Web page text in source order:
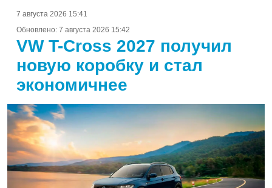
7 августа 2026 15:41
Обновлено: 7 августа 2026 15:42
VW T-Cross 2027 получил
новую коробку и стал
экономичнее